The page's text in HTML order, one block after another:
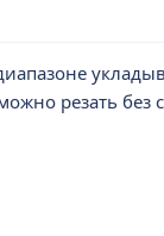
резать без